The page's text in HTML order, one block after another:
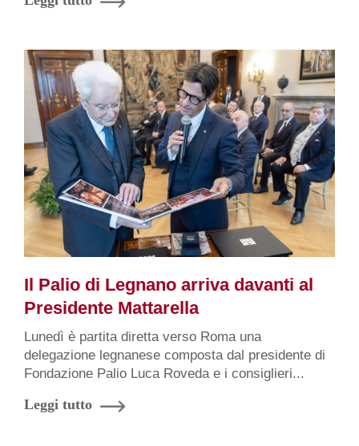
Il Palio di Legnano arriva davanti al
Presidente Mattarella
Lunedì è partita diretta verso Roma una
delegazione legnanese composta dal presidente di
Fondazione Palio Luca Roveda e i consiglieri...
Leggi tutto